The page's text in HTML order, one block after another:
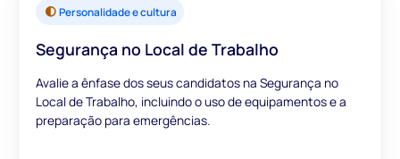
Personalidade e cultura
Segurança no Local de Trabalho
Avalie a ênfase dos seus candidatos na Segurança no
Local de Trabalho, incluindo o uso de equipamentos e a
preparação para emergências.